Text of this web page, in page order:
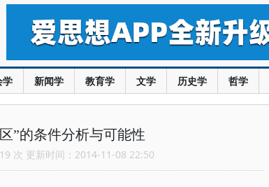
学 新闻学 教育学 文学 历史学 哲学
”的条件分析与可能性
次 更新时间：2014-11-08 22:50